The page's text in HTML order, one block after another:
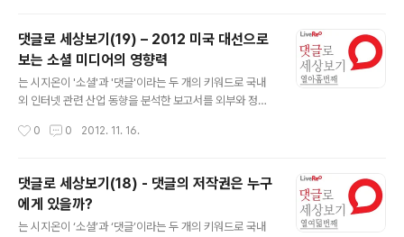
대한 시지온만의 관점과 통찰을 제공하고자 합니다. 댓글
로 세상보기 (20) 포린팔러시 글로벌 지식 리더 100 리스
트로 보는 글로벌 트렌드 2012년 11월 27일 화요일, 포린
팔러시의 글로벌 지식 리더 100 리스트가 발표됐다. 포린
팔러시는 하버드의 전설적인 정치학자 새뮤얼 헌팅턴(Sa
던 워렌 맨셀(Warren D. Manshel)이 1970년에 창설한
댓글로 세상보기(19) – 2012 미국 대선으로
보는 소셜 미디어의 영향력
는 시지온이 '소셜'과 '댓글'이라는 두 개의 키워드로 국내
외 인터넷 관련 산업 동향을 분석한 보고서를 외부와 정기
은 해외 사례들의 소개와 라이브리가 보유하고 있는 데이
대한 시지온만의 관점과 통찰을 제공하고자 합니다. 댓글
로 세상보기 (19) 2012 미국 대선으로 보는 소셜 미디어
의 영향력 소셜 미디어는 선거에 어떠한 영향을 미칠까? 소
셜 미디어는 선거의 득표, 결과적으로 후보자의 당선에 어
0 0 2012. 11. 16.
댓글로 세상보기(18) - 댓글의 저작권은 누구
에게 있을까?
는 시지온이 ‘소셜’과 ‘댓글’이라는 두 개의 키워드로 국내